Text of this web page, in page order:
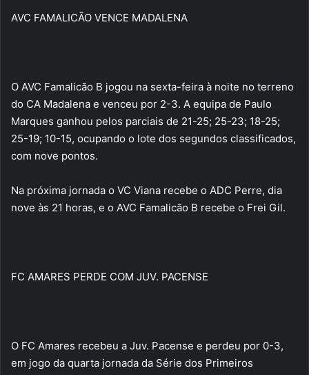
AVC FAMALICÃO VENCE MADALENA
O AVC Famalicão B jogou na sexta-feira à noite no terreno
do CA Madalena e venceu por 2-3. A equipa de Paulo
Marques ganhou pelos parciais de 21-25; 25-23; 18-25;
25-19; 10-15, ocupando o lote dos segundos classificados,
com nove pontos.
Na próxima jornada o VC Viana recebe o ADC Perre, dia
nove às 21 horas, e o AVC Famalicão B recebe o Frei Gil.
FC AMARES PERDE COM JUV. PACENSE
O FC Amares recebeu a Juv. Pacense e perdeu por 0-3,
em jogo da quarta jornada da Série dos Primeiros